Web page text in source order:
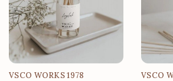
VSCO WORKS 1978 VSCO